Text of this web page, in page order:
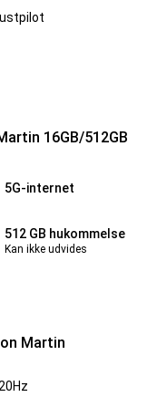
16GB/512GB
5G-internet
512 GB hukommelse
Kan ikke udvides
Martin